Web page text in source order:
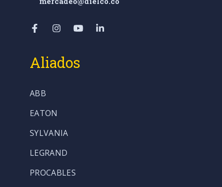
Aliados
ABB
EATON
SYLVANIA
LEGRAND
PROCABLES